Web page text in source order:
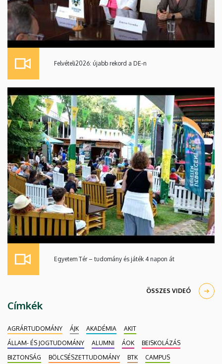
Felvételi2026: újabb rekord a DE-n
Egyetem Tér – tudomány és játék 4 napon át
ÖSSZES VIDEÓ
Címkék
AGRÁRTUDOMÁNY ÁJK AKADÉMIA
AKIT
ÁLLAM- ÉS JOGTUDOMÁNY
ALUMNI ÁOK
BEISKOLÁZÁS
BIZTONSÁG
BÖLCSÉSZETTUDOMÁNY BTK
CAMPUS